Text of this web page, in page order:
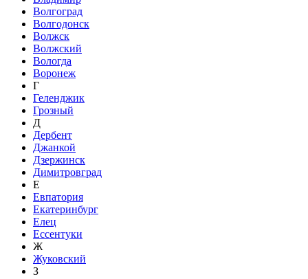
Волгоград
Волгодонск
Волжск
Волжский
Вологда
Воронеж
Г
Геленджик
Грозный
Д
Дербент
Джанкой
Дзержинск
Димитровград
Е
Евпатория
Екатеринбург
Елец
Ессентуки
Ж
Жуковский
З